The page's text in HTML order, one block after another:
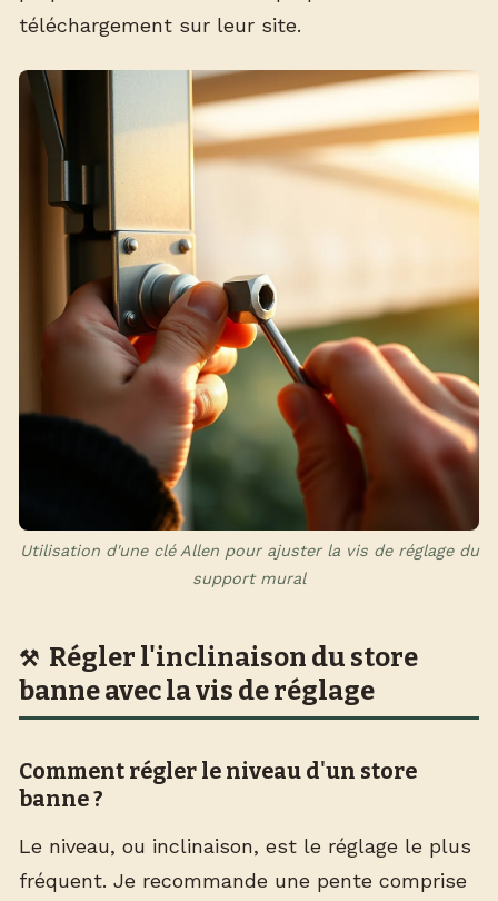
téléchargement sur leur site.
Utilisation d'une clé Allen pour ajuster la vis de réglage du
support mural
Régler l'inclinaison du store
banne avec la vis de réglage
Comment régler le niveau d'un store
banne ?
Le niveau, ou inclinaison, est le réglage le plus
fréquent. Je recommande une pente comprise